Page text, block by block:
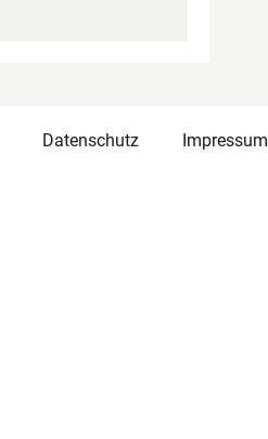
Datenschutz Impressum